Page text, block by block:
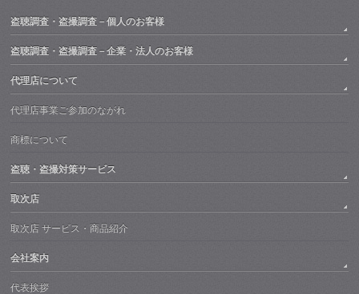
盗聴調査・盗撮調査－個人のお客様
盗聴調査・盗撮調査－企業・法人のお客様
代理店について
代理店事業ご参加のながれ
商標について
盗聴・盗撮対策サービス
取次店
取次店 サービス・商品紹介
会社案内
代表挨拶